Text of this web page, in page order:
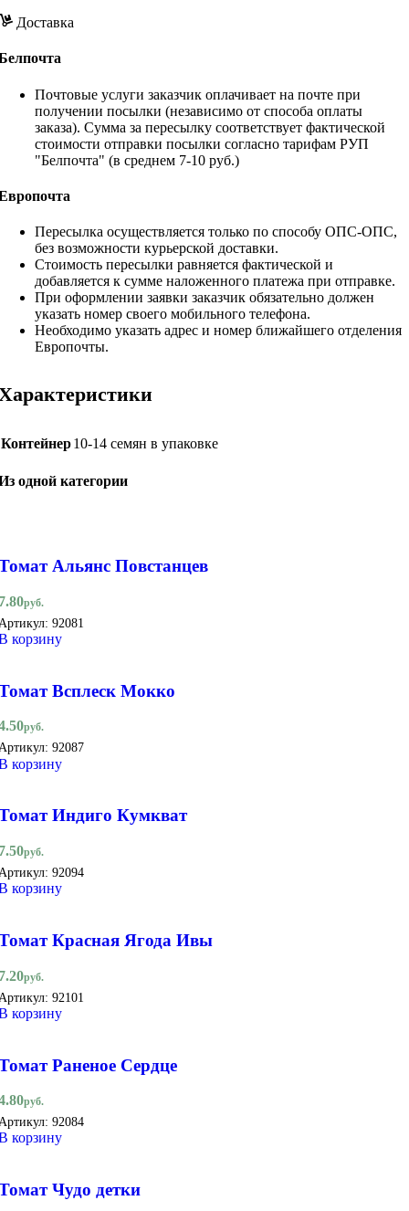
Доставка
Почтовые услуги заказчик оплачивает на почте при
получении посылки (независимо от способа оплаты
заказа). Сумма за пересылку соответствует фактической
стоимости отправки посылки согласно тарифам РУП
"Белпочта" (в среднем 7-10 руб.)
Пересылка осуществляется только по способу ОПС-ОПС,
без возможности курьерской доставки.
Стоимость пересылки равняется фактической и
добавляется к сумме наложенного платежа при отправке.
При оформлении заявки заказчик обязательно должен
указать номер своего мобильного телефона.
Необходимо указать адрес и номер ближайшего отделения
Европочты.
Контейнер10-14 семян в упаковке
одной категории
Альянс Повстанцев
руб.
92081
корзину
Всплеск Мокко
руб.
92087
корзину
Индиго Кумкват
руб.
92094
корзину
Красная Ягода Ивы
руб.
92101
корзину
Раненое Сердце
руб.
92084
корзину
Чудо детки